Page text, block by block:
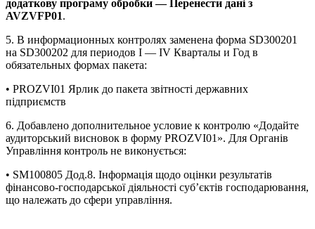
додаткову програму обробки — Перенести дані з
AVZVFP01.
5. В информационных контролях заменена форма SD300201
на SD300202 для периодов І — IV Кварталы и Год в
обязательных формах пакета:
• PROZVI01 Ярлик до пакета звітності державних
підприємств
6. Добавлено дополнительное условие к контролю «Додайте
аудиторський висновок в форму PROZVI01». Для Органів
Управління контроль не виконується:
• SM100805 Дод.8. Інформація щодо оцінки результатів
фінансово-господарської діяльності суб’єктів господарювання,
що належать до сфери управління.